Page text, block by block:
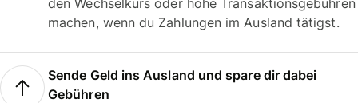
den Wechselkurs oder hohe Transaktionsgebühren
machen, wenn du Zahlungen im Ausland tätigst.
Sende Geld ins Ausland und spare dir dabei
Gebühren